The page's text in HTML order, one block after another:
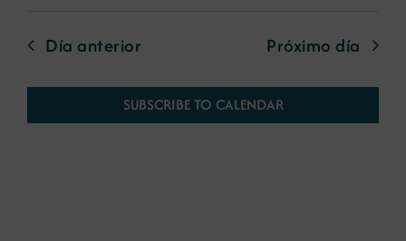
Día anterior Próximo día
SUBSCRIBE TO CALENDAR